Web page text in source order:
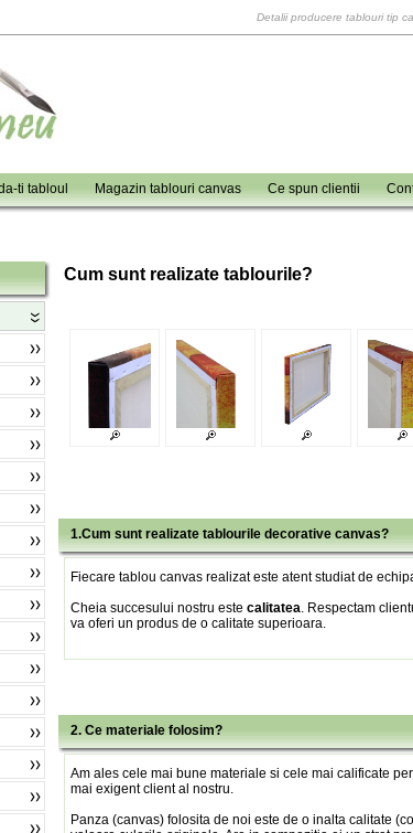
Detalii producere tablouri tip
ti tabloul Magazin tablouri canvas Ce spun clientii
Cum sunt realizate tablourile?
1.Cum sunt realizate tablourile decorative canvas?
Fiecare tablou canvas realizat este atent studiat de
Cheia succesului nostru este calitatea. Respectam
va oferi un produs de o calitate superioara.
2. Ce materiale folosim?
Am ales cele mai bune materiale si cele mai calificate
mai exigent client al nostru.
Panza (canvas) folosita de noi este de o inalta calitate